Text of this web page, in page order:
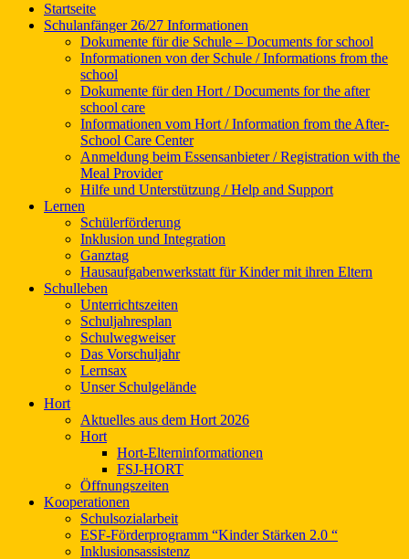
oben
scrollen
Startseite
Schulanfänger 26/27 Informationen
Dokumente für die Schule – Documents for school
Informationen von der Schule / Informations from the
school
Dokumente für den Hort / Documents for the after
school care
Informationen vom Hort / Information from the After-
School Care Center
Anmeldung beim Essensanbieter / Registration with the
Meal Provider
Hilfe und Unterstützung / Help and Support
Lernen
Schülerförderung
Inklusion und Integration
Ganztag
Hausaufgabenwerkstatt für Kinder mit ihren Eltern
Schulleben
Unterrichtszeiten
Schuljahresplan
Schulwegweiser
Das Vorschuljahr
Lernsax
Unser Schulgelände
Hort
Aktuelles aus dem Hort 2026
Hort
Hort-Elterninformationen
FSJ-HORT
Öffnungszeiten
Kooperationen
Schulsozialarbeit
ESF-Förderprogramm “Kinder Stärken 2.0 “
Inklusionsassistenz